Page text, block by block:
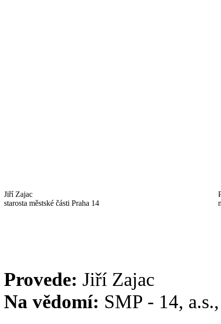
Jiří Zajac
starosta městské části Praha 14
Provede: Jiří Zajac
Na vědomí: SMP - 14,